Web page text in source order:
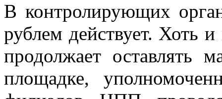
В контролирующих
рублем действует. Хоть
продолжает оставлять
площадке,